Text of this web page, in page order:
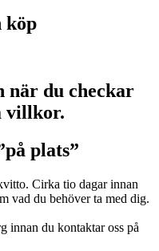
köp
när du checkar
villkor.
plats”
Cirka tio dagar innan
vad du behöver ta med dig.
innan du kontaktar oss på